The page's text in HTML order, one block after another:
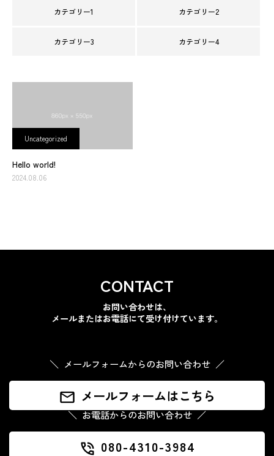
カテゴリー1 カテゴリー2
カテゴリー3 カテゴリー4
Uncategorized
Hello world!
2024.08.06
CONTACT
お問い合わせは、
メールまたはお電話にて受け付けています。
メールフォームからのお問い合わせ
メールフォームはこちら
お電話からのお問い合わせ
080-4310-3984